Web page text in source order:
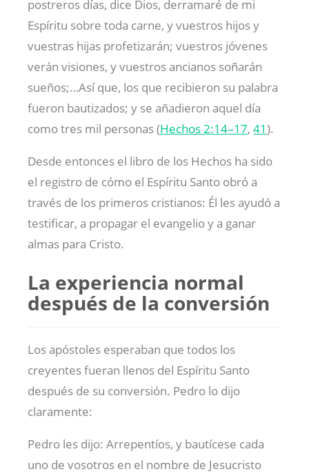
postreros días, dice Dios, derramaré de mi
Espíritu sobre toda carne, y vuestros hijos y
vuestras hijas profetizarán; vuestros jóvenes
verán visiones, y vuestros ancianos soñarán
sueños;…Así que, los que recibieron su palabra
fueron bautizados; y se añadieron aquel día
como tres mil personas (Hechos 2:14–17, 41).
Desde entonces el libro de los Hechos ha sido
el registro de cómo el Espíritu Santo obró a
través de los primeros cristianos: Él les ayudó a
testificar, a propagar el evangelio y a ganar
almas para Cristo.
La experiencia normal
después de la conversión
Los apóstoles esperaban que todos los
creyentes fueran llenos del Espíritu Santo
después de su conversión. Pedro lo dijo
claramente:
Pedro les dijo: Arrepentíos, y bautícese cada
uno de vosotros en el nombre de Jesucristo